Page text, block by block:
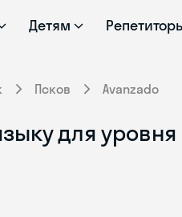
Детям
Псков Avanzado
для